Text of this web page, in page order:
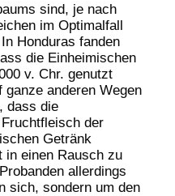
sind, je nach
im Optimalfall
Honduras fanden
die Einheimischen
v. Chr. genutzt
ganze anderen Wegen
dass die
der
Getränk
in einen Rausch zu
allerdings
sich, sondern um den